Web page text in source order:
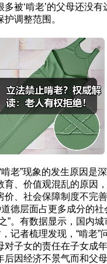
被‘啃老’的父母还没
调整范围。
老”现象的发生原因是
育、价值观混乱的原因
价、社会保障制度不完
道德层面占更多成分的
”。有数据显示，国内
记者梳理发现，“啃老”
对子女的责任在子女成
后因经济不景气而和父